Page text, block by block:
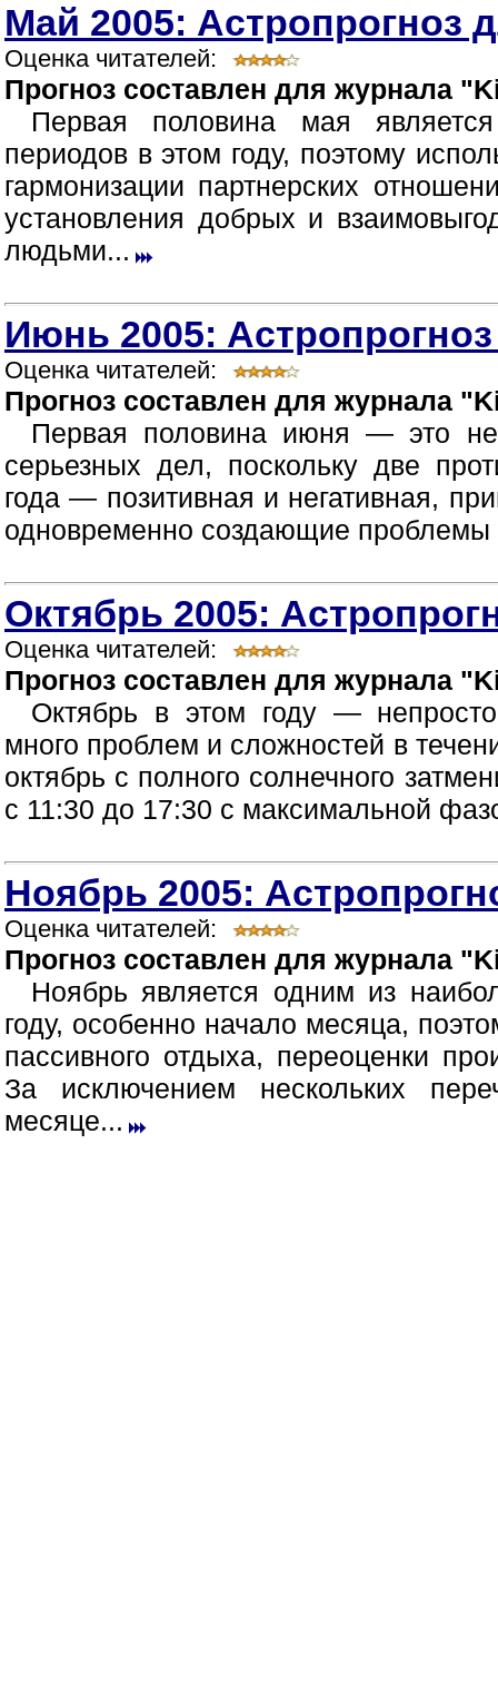
Май 2005: Астропрогноз
Оценка читателей:
Прогноз составлен для журнала
Первая половина мая
периодов в этом году, поэтому
гармонизации партнерских
установления добрых и
людьми...
Июнь 2005:
Оценка читателей:
Прогноз составлен для журнала
Первая половина июня — это
серьезных дел, поскольку две
года — позитивная и негативная,
одновременно создающие
Октябрь 2005:
Оценка читателей:
Прогноз составлен для журнала
Октябрь в этом году —
много проблем и сложностей в
октябрь с полного солнечного
с 11:30 до 17:30 с максимальной
Ноябрь 2005:
Оценка читателей:
Прогноз составлен для журнала
Ноябрь является одним из
году, особенно начало месяца,
пассивного отдыха, переоценки
За исключением нескольких
месяце...